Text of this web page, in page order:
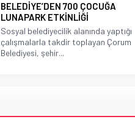
BELEDİYE’DEN 700 ÇOCUĞA
LUNAPARK ETKİNLİĞİ
Sosyal belediyecilik alanında yaptığı
çalışmalarla takdir toplayan Çorum
Belediyesi, şehir...